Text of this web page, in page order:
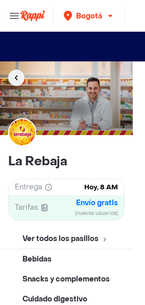
Bogotá
La Rebaja
Entrega Hoy, 8 AM
Tarifas Envío gratis
(nuevos usuarios)
Ver todos los pasillos
Bebidas
Snacks y complementos
Cuidado digestivo